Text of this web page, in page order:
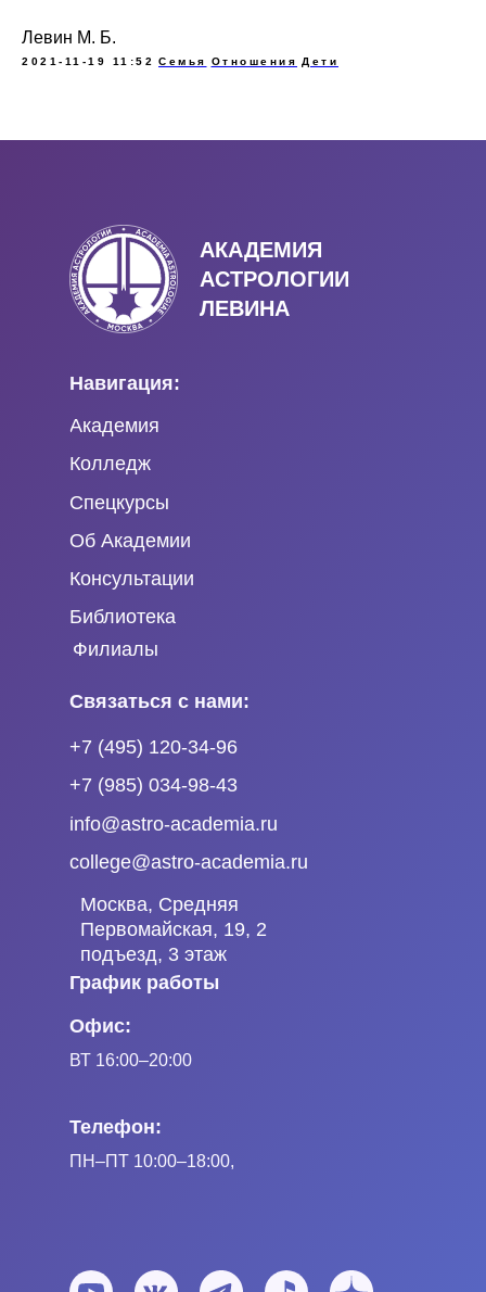
Левин М. Б.
2021-11-19 11:52 Семья Отношения Дети
Навигация:
Академия
Колледж
Спецкурсы
Об Академии
Консультации
Библиотека
Связаться с нами:
+7 (495) 120-34-96
+7 (985) 034-98-43
info@astro-academia.ru
Москва, Средняя
Первомайская, 19, 2
подъезд, 3 этаж
college@astro-academia.ru
АКАДЕМИЯ
АСТРОЛОГИИ
ЛЕВИНА
График работы
Офис:
Телефон:
ВТ 16:00–20:00
ПН–ПТ 10:00–18:00,
Филиалы